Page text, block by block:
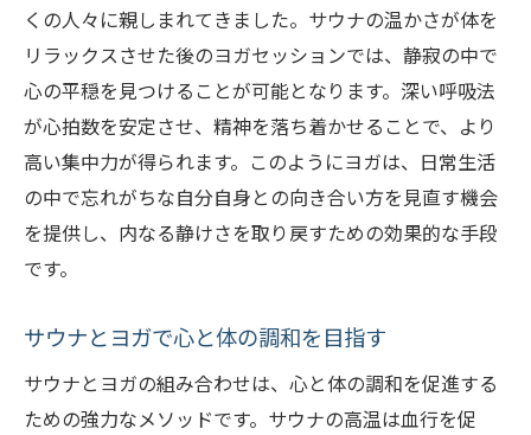
くの人々に親しまれてきました。サウナの温かさが体を
リラックスさせた後のヨガセッションでは、静寂の中で
心の平穏を見つけることが可能となります。深い呼吸法
が心拍数を安定させ、精神を落ち着かせることで、より
高い集中力が得られます。このようにヨガは、日常生活
の中で忘れがちな自分自身との向き合い方を見直す機会
を提供し、内なる静けさを取り戻すための効果的な手段
です。
サウナとヨガで心と体の調和を目指す
サウナとヨガの組み合わせは、心と体の調和を促進する
ための強力なメソッドです。サウナの高温は血行を促